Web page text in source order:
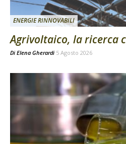
ENERGIE RINNOVABILI
Agrivoltaico, la ricerca
Di Elena Gherardi 5 Agosto 2026